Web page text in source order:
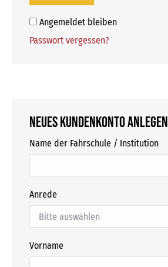
Angemeldet bleiben
Passwort vergessen?
Neues Kundenkonto anlegen
Name der Fahrschule / Institution
Anrede
Vorname